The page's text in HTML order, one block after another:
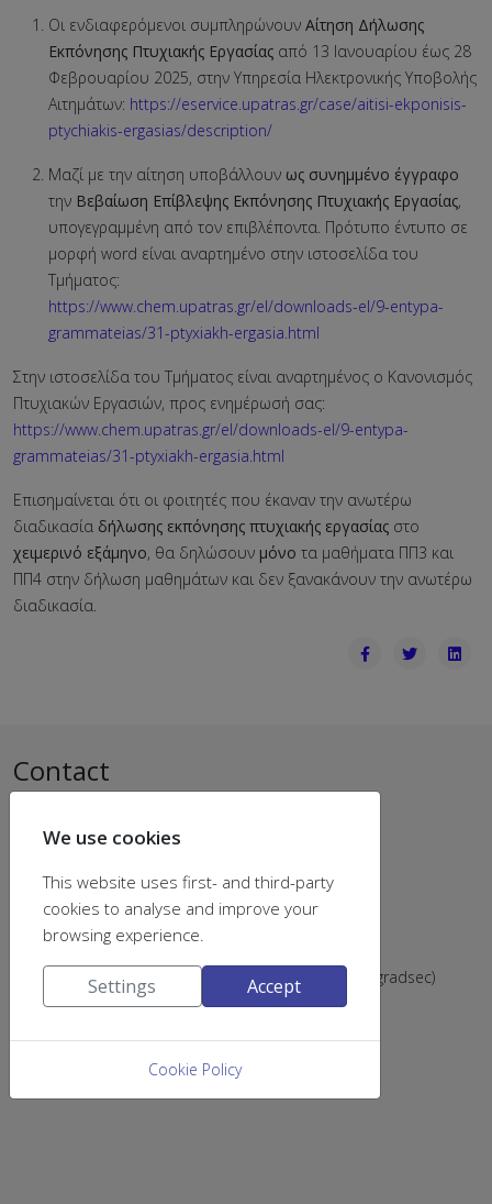
Οι ενδιαφερόμενοι συμπληρώνουν Αίτηση Δήλωσης
Εκπόνησης Πτυχιακής Εργασίας από 13 Ιανουαρίου έως 28
Φεβρουαρίου 2025, στην Υπηρεσία Ηλεκτρονικής Υποβολής
Αιτημάτων: https://eservice.upatras.gr/case/aitisi-ekponisis-
ptychiakis-ergasias/description/
Μαζί με την αίτηση υποβάλλουν ως συνημμένο έγγραφο
την Βεβαίωση Επίβλεψης Εκπόνησης Πτυχιακής Εργασίας,
υπογεγραμμένη από τον επιβλέποντα. Πρότυπο έντυπο σε
μορφή word είναι αναρτημένο στην ιστοσελίδα του
Τμήματος:
https://www.chem.upatras.gr/el/downloads-el/9-entypa-
grammateias/31-ptyxiakh-ergasia.html
Στην ιστοσελίδα του Τμήματος είναι αναρτημένος ο Κανονισμός
Πτυχιακών Εργασιών, προς ενημέρωσή σας:
https://www.chem.upatras.gr/el/downloads-el/9-entypa-
grammateias/31-ptyxiakh-ergasia.html
Επισημαίνεται ότι οι φοιτητές που έκαναν την ανωτέρω
διαδικασία δήλωσης εκπόνησης πτυχιακής εργασίας στο
χειμερινό εξάμηνο, θα δηλώσουν μόνο τα μαθήματα ΠΠ3 και
ΠΠ4 στην δήλωση μαθημάτων και δεν ξανακάνουν την ανωτέρω
διαδικασία.
Contact
University of Patras
University Campus
Rio Achaias
26504 Greece
chemsecr@upatras.gr
Tel: (+302610) 996202 & 996205 (postsec), 996203 (gradsec)
We use cookies
This website uses first- and third-party
cookies to analyse and improve your
browsing experience.
Settings Accept
Cookie Policy